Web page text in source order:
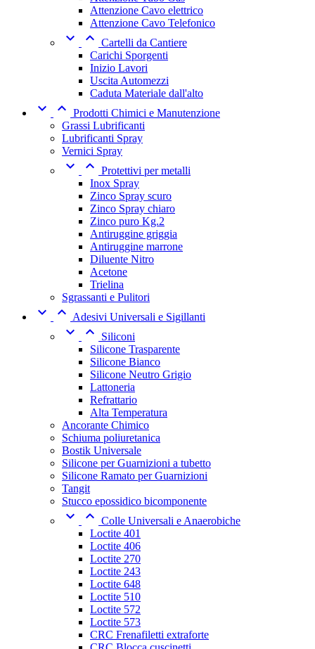
Attenzione Cavo elettrico
Attenzione Cavo Telefonico
  Cartelli da Cantiere
Carichi Sporgenti
Inizio Lavori
Uscita Automezzi
Caduta Materiale dall'alto
  Prodotti Chimici e Manutenzione
Grassi Lubrificanti
Lubrificanti Spray
Vernici Spray
  Protettivi per metalli
Inox Spray
Zinco Spray scuro
Zinco Spray chiaro
Zinco puro Kg.2
Antiruggine griggia
Antiruggine marrone
Diluente Nitro
Acetone
Trielina
Sgrassanti e Pulitori
  Adesivi Universali e Sigillanti
 
Siliconi
Silicone Trasparente
Silicone Bianco
Silicone Neutro Grigio
Lattoneria
Refrattario
Alta Temperatura
Ancorante Chimico
Schiuma poliuretanica
Bostik Universale
Silicone per Guarnizioni a tubetto
Silicone Ramato per Guarnizioni
Tangit
Stucco epossidico bicomponente
  Colle Universali e Anaerobiche
Loctite 401
Loctite 406
Loctite 270
Loctite 243
Loctite 648
Loctite 510
Loctite 572
Loctite 573
CRC Frenafiletti extraforte